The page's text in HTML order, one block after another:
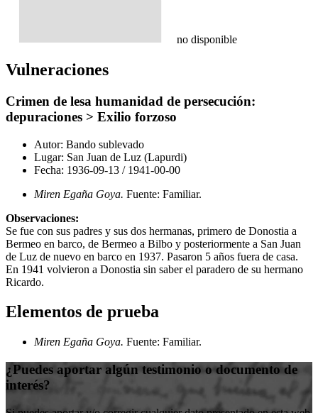
no disponible
Vulneraciones
Crimen de lesa humanidad de persecución:
depuraciones > Exilio forzoso
Autor: Bando sublevado
Lugar: San Juan de Luz (Lapurdi)
Fecha: 1936-09-13 / 1941-00-00
Miren Egaña Goya. Fuente: Familiar.
Observaciones:
Se fue con sus padres y sus dos hermanas, primero de Donostia a
Bermeo en barco, de Bermeo a Bilbo y posteriormente a San Juan
de Luz de nuevo en barco en 1937. Pasaron 5 años fuera de casa.
En 1941 volvieron a Donostia sin saber el paradero de su hermano
Ricardo.
Elementos de prueba
Miren Egaña Goya. Fuente: Familiar.
¿Puedes aportar algún testimonio o documento de
interés?